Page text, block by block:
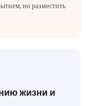
но разместить
жизни и